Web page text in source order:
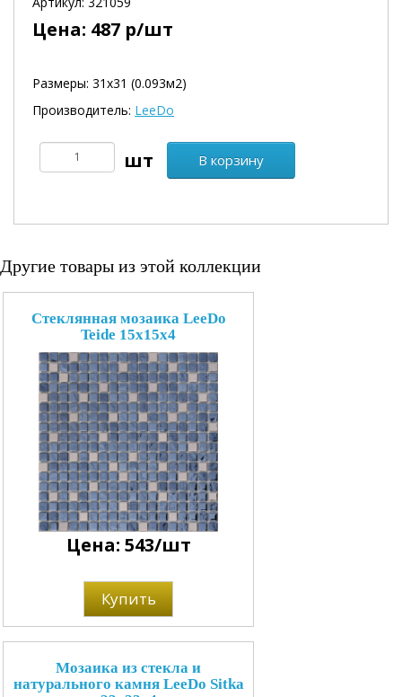
Цена: 487 р/шт
Размеры: 31х31 (0.093м2)
Производитель: LeeDo
В корзину
Другие товары из этой коллекции
Стеклянная мозаика LeeDo
Teide 15x15x4
Цена: 543/шт
Купить
Мозаика из стекла и
натурального камня LeeDo Sitka